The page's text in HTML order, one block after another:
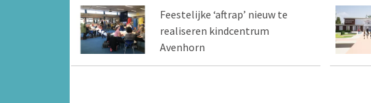
Feestelijke ‘aftrap’ nieuw te
realiseren kindcentrum
Avenhorn